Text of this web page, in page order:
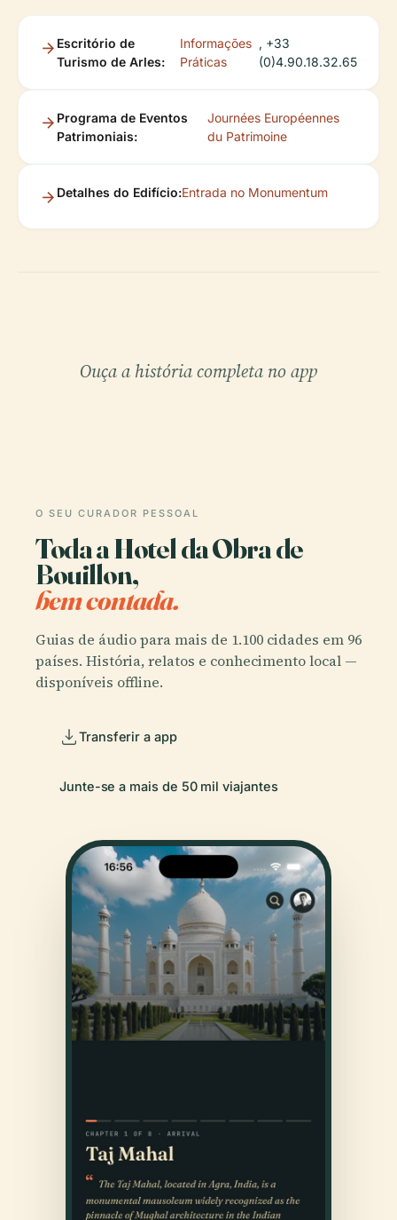
Escritório de
Turismo de Arles:
Informações
Práticas
, +33
(0)4.90.18.32.65
Programa de Eventos
Patrimoniais:
Journées Européennes
du Patrimoine
Detalhes do Edifício:Entrada no Monumentum
Ouça a história completa no app
O SEU CURADOR PESSOAL
Toda a Hotel da Obra de
Bouillon,
bem contada.
Guias de áudio para mais de 1.100 cidades em 96
países. História, relatos e conhecimento local —
disponíveis offline.
Transferir a app
Junte-se a mais de 50 mil viajantes